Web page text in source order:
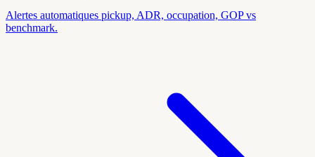
Alertes automatiques pickup, ADR, occupation, GOP vs
benchmark.